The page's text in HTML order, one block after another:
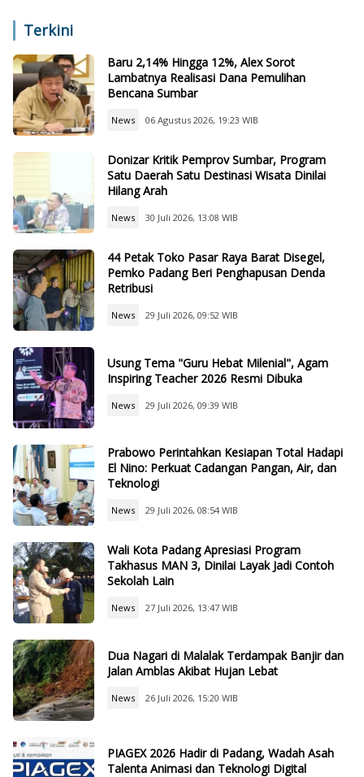
Terkini
Baru 2,14% Hingga 12%, Alex Sorot
Lambatnya Realisasi Dana Pemulihan
Bencana Sumbar
News 06 Agustus 2026, 19:23 WIB
Donizar Kritik Pemprov Sumbar, Program
Satu Daerah Satu Destinasi Wisata Dinilai
Hilang Arah
News 30 Juli 2026, 13:08 WIB
44 Petak Toko Pasar Raya Barat Disegel,
Pemko Padang Beri Penghapusan Denda
Retribusi
News 29 Juli 2026, 09:52 WIB
Usung Tema "Guru Hebat Milenial", Agam
Inspiring Teacher 2026 Resmi Dibuka
News 29 Juli 2026, 09:39 WIB
Prabowo Perintahkan Kesiapan Total Hadapi
El Nino: Perkuat Cadangan Pangan, Air, dan
Teknologi
News 29 Juli 2026, 08:54 WIB
Wali Kota Padang Apresiasi Program
Takhasus MAN 3, Dinilai Layak Jadi Contoh
Sekolah Lain
News 27 Juli 2026, 13:47 WIB
Dua Nagari di Malalak Terdampak Banjir dan
Jalan Amblas Akibat Hujan Lebat
News 26 Juli 2026, 15:20 WIB
PIAGEX 2026 Hadir di Padang, Wadah Asah
Talenta Animasi dan Teknologi Digital